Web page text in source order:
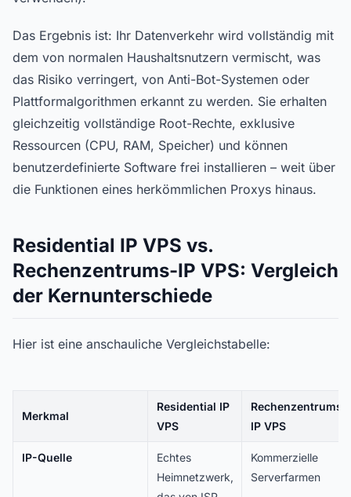
Das Ergebnis ist: Ihr Datenverkehr wird vollständig mit
dem von normalen Haushaltsnutzern vermischt, was
das Risiko verringert, von Anti-Bot-Systemen oder
Plattformalgorithmen erkannt zu werden. Sie erhalten
gleichzeitig vollständige Root-Rechte, exklusive
Ressourcen (CPU, RAM, Speicher) und können
benutzerdefinierte Software frei installieren – weit über
die Funktionen eines herkömmlichen Proxys hinaus.
Residential IP VPS vs.
Rechenzentrums-IP VPS: Vergleich
der Kernunterschiede
Hier ist eine anschauliche Vergleichstabelle:
Merkmal
Residential IP
VPS
Rechenzentrums-
IP VPS
IP-Quelle
Echtes
Heimnetzwerk,
Kommerzielle
Serverfarmen